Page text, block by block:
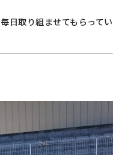
日取り組ませてもらってい